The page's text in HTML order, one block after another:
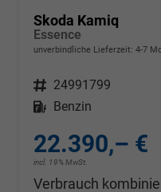
Skoda Kamiq
Essence
unverbindliche Lieferzeit: 4-7
Fahrzeugnr. 24991799
Kraftstoff
Benzin
22.390,– €
incl. 19% MwSt.
Verbrauch